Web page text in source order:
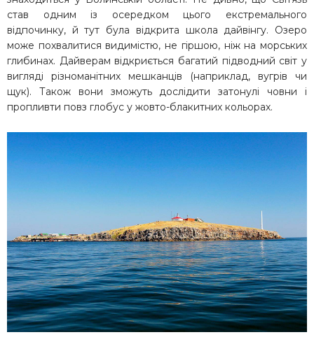
став одним із осередком цього екстремального
відпочинку, й тут була відкрита школа дайвінгу. Озеро
може похвалитися видимістю, не гіршою, ніж на морських
глибинах. Дайверам відкриється багатий підводний світ у
вигляді різноманітних мешканців (наприклад, вугрів чи
щук). Також вони зможуть дослідити затонулі човни і
пропливти повз глобус у жовто-блакитних кольорах.